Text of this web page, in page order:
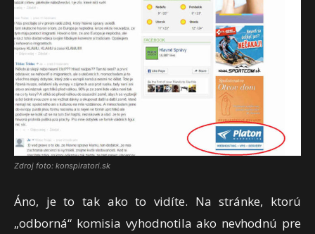
Zdroj foto: konspiratori.sk
Áno, je to tak ako to vidíte. Na stránke, ktorú
„odborná“ komisia vyhodnotila ako nevhodnú pre